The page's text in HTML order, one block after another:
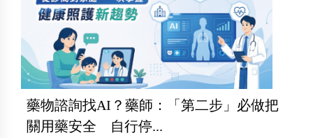
藥物諮詢找AI？藥師：「第二步」必做把
關用藥安全 自行停...